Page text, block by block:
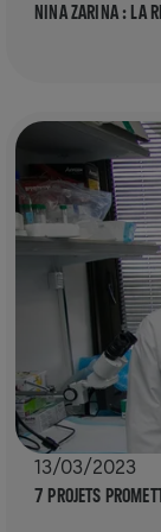
NINA ZARINA : LA
13/03/2023
7 PROJETS